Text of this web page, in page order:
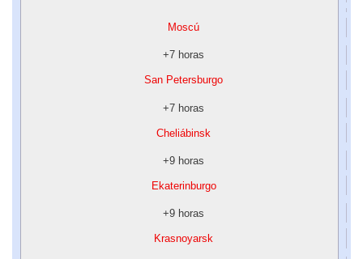
Moscú
+7 horas
San Petersburgo
+7 horas
Cheliábinsk
+9 horas
Ekaterinburgo
+9 horas
Krasnoyarsk